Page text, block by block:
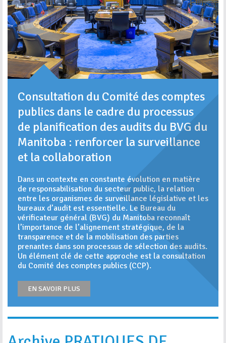
Consultation du Comité des comptes
publics dans le cadre du processus
de planification des audits du BVG du
Manitoba : renforcer la surveillance
et la collaboration
Dans un contexte en constante évolution en matière
de responsabilisation du secteur public, la relation
entre les organismes de surveillance législative et les
bureaux d’audit est essentielle. Le Bureau du
vérificateur général (BVG) du Manitoba reconnaît
l’importance de l’alignement stratégique, de la
transparence et de la mobilisation des parties
prenantes dans son processus de sélection des audits.
Un élément clé de cette approche est la consultation
du Comité des comptes publics (CCP).
EN SAVOIR PLUS